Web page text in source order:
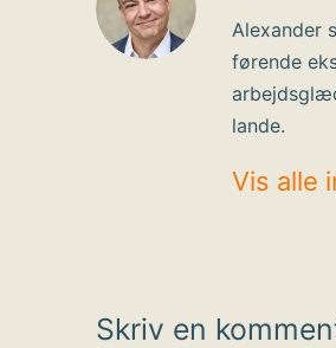
Alexander
førende
lande.
Vis alle
Skriv en